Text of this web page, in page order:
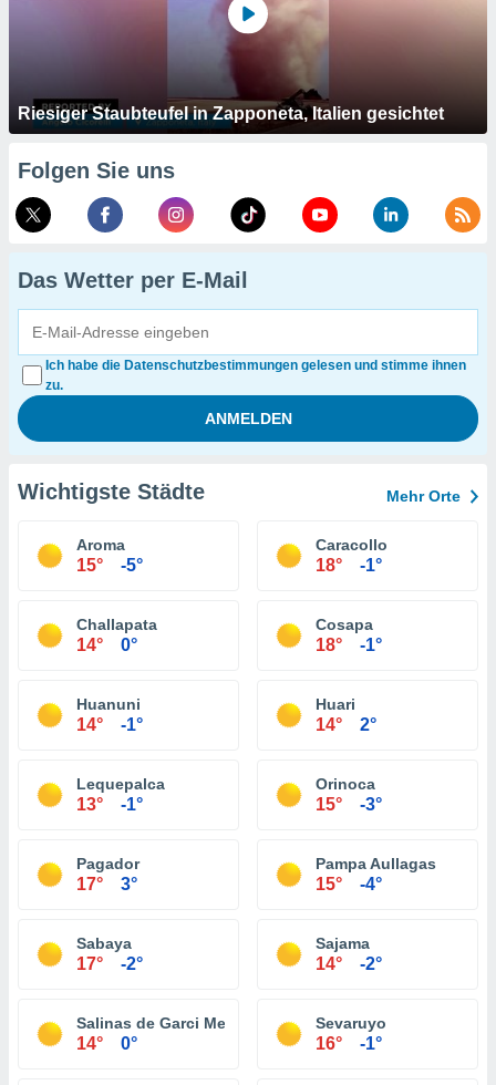
Riesiger Staubteufel in Zapponeta, Italien gesichtet
Folgen Sie uns
Das Wetter per E-Mail
Ich habe die Datenschutzbestimmungen gelesen und stimme ihnen
zu.
Wichtigste Städte Mehr Orte
Aroma
15° -5°
Caracollo
18° -1°
Challapata
14° 0°
Cosapa
18° -1°
Huanuni
14° -1°
Huari
14° 2°
Lequepalca
13° -1°
Orinoca
15° -3°
Pagador
17° 3°
Pampa Aullagas
15° -4°
Sabaya
17° -2°
Sajama
14° -2°
Salinas de Garci Mendoza
14° 0°
Sevaruyo
16° -1°